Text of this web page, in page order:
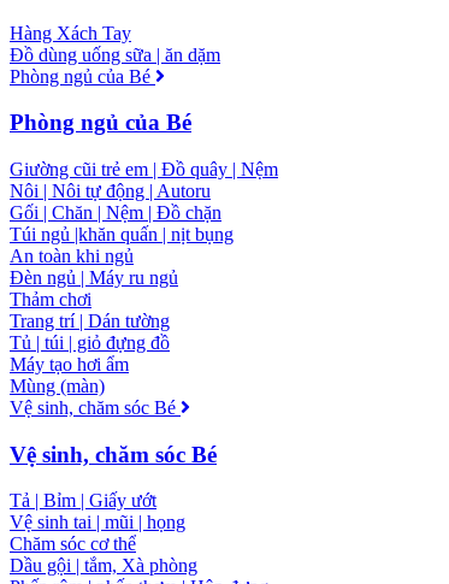
Hàng Xách Tay
Đồ dùng uống sữa | ăn dặm
Phòng ngủ của Bé
Phòng ngủ của Bé
Giường cũi trẻ em | Đồ quây | Nệm
Nôi | Nôi tự động | Autoru
Gối | Chăn | Nệm | Đồ chặn
Túi ngủ |khăn quấn | nịt bụng
An toàn khi ngủ
Đèn ngủ | Máy ru ngủ
Thảm chơi
Trang trí | Dán tường
Tủ | túi | giỏ đựng đồ
Máy tạo hơi ẩm
Mùng (màn)
Vệ sinh, chăm sóc Bé
Vệ sinh, chăm sóc Bé
Tả | Bỉm | Giấy ướt
Vệ sinh tai | mũi | họng
Chăm sóc cơ thể
Dầu gội | tắm, Xà phòng